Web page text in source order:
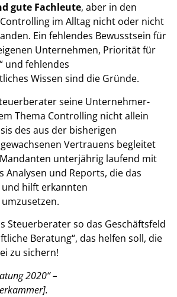
gute Fachleute, aber in den
im Alltag nicht oder nicht
Ein fehlendes Bewusstsein für
Unternehmen, Priorität für
und fehlendes
Wissen sind die Gründe.
seine Unternehmer-
Thema Controlling nicht allein
des aus der bisherigen
Vertrauens begleitet
unterjährig laufend mit
Analysen und Reports, die das
hilft erkannten
Steuerberater so das Geschäftsfeld
Beratung“, das helfen soll, die
zu sichern!
2020“ –